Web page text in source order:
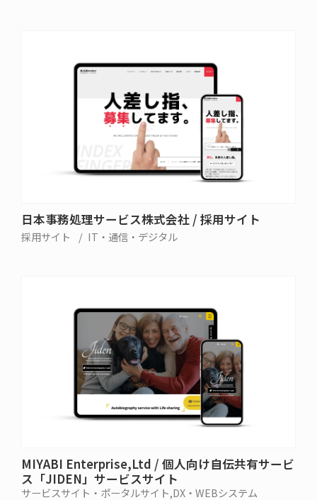
日本事務処理サービス株式会社 / 採用サイト
採用サイト IT・通信・デジタル
MIYABI Enterprise,Ltd / 個人向け自伝共有サービ
ス「JIDEN」サービスサイト
サービスサイト・ポータルサイト DX・WEBシステム